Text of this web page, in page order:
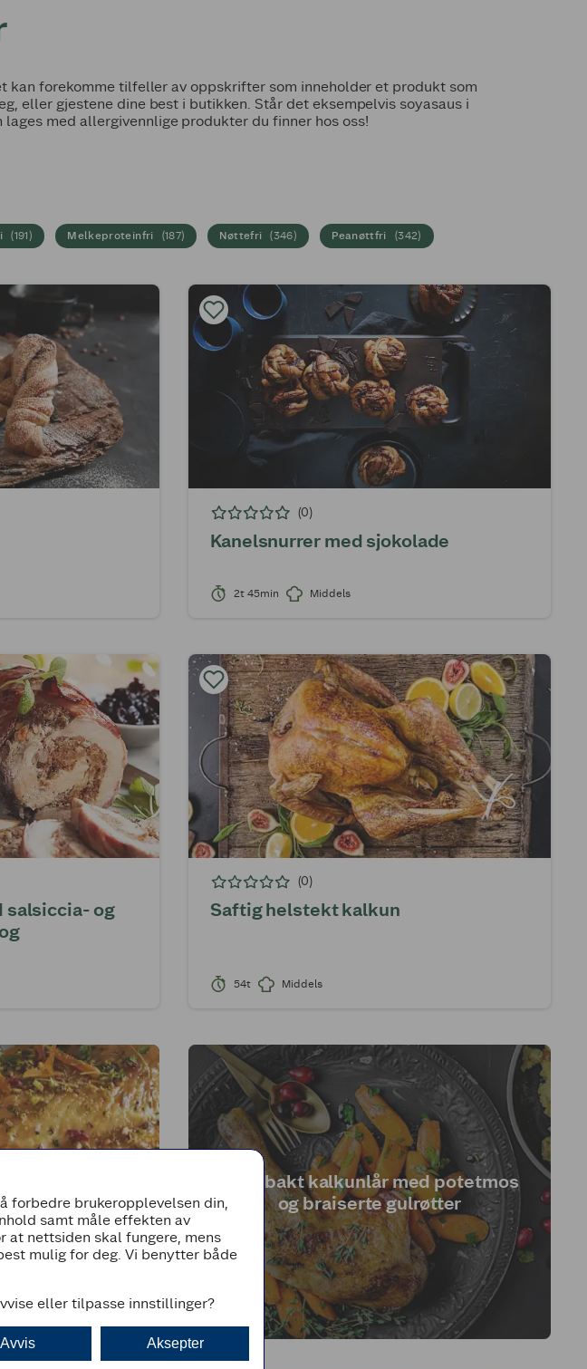
kan forekomme tilfeller av oppskrifter som inneholder et produkt som
eller gjestene dine best i butikken. Står det eksempelvis soyasaus i
med allergivennlige produkter du finner hos oss!
(191 ) Melkeproteinfri (187) Nøttefri (346) Peanøttfri (342)
(0)
Kanelsnurrer med sjokolade
2t 45min Middels
salsiccia- og
(0)
Saftig helstekt kalkun
54t Middels
Ovnsbakt kalkunlår med potetmos
og braiserte gulrøtter
forbedre brukeropplevelsen din,
samt måle effekten av
at nettsiden skal fungere, mens
mulig for deg. Vi benytter både
eller tilpasse innstillinger?
Aksepter
Avvis